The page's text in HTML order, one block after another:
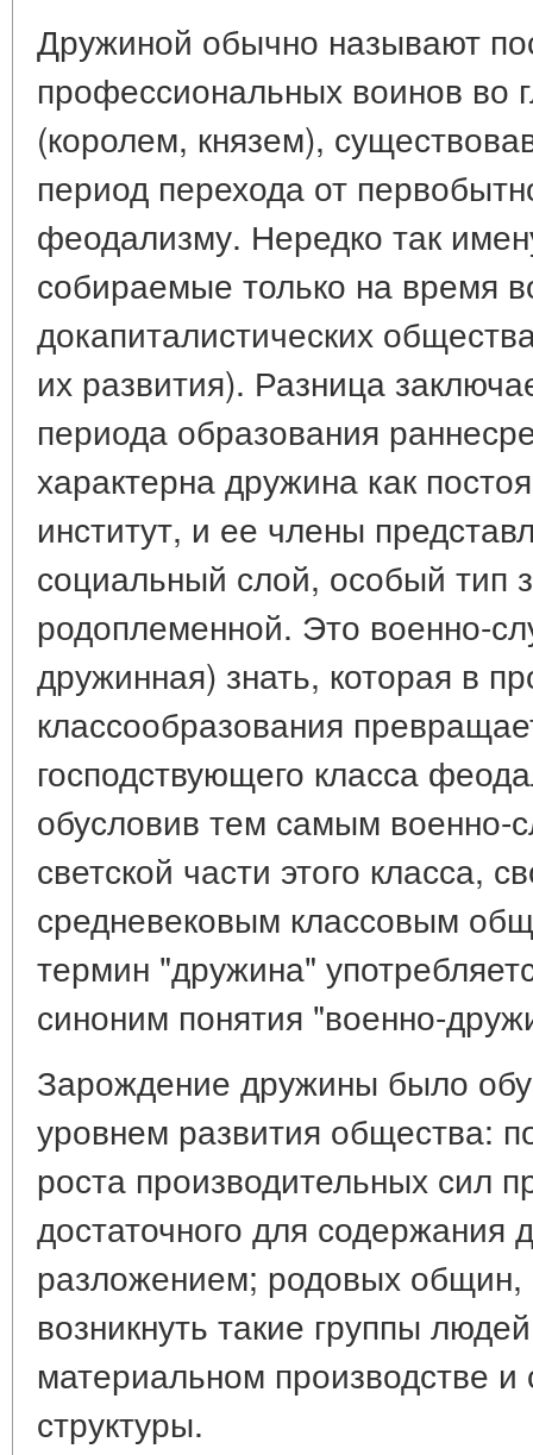
Дружиной обычно называют
профессиональных воинов во
(королем, князем),
период перехода от
феодализму. Нередко так
собираемые только на время
докапиталистических
их развития). Разница
периода образования
характерна дружина как
институт, и ее члены
социальный слой, особый тип
родоплеменной. Это военно-
дружинная) знать, которая в
классообразования
господствующего класса
обусловив тем самым военно-
светской части этого класса,
средневековым классовым
термин "дружина"
синоним понятия "военно-
Зарождение дружины было
уровнем развития общества:
роста производительных сил
достаточного для содержания
разложением; родовых общин,
возникнуть такие группы
материальном производстве
структуры.